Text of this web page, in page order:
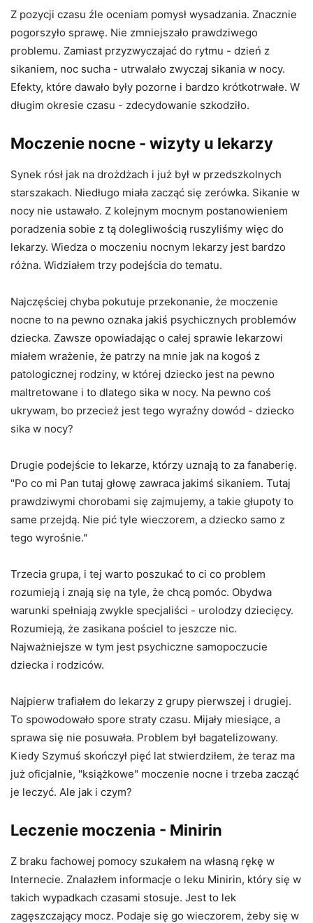
Z pozycji czasu źle oceniam pomysł wysadzania. Znacznie
pogorszyło sprawę. Nie zmniejszało prawdziwego
problemu. Zamiast przyzwyczajać do rytmu - dzień z
sikaniem, noc sucha - utrwalało zwyczaj sikania w nocy.
Efekty, które dawało były pozorne i bardzo krótkotrwałe. W
długim okresie czasu - zdecydowanie szkodziło.
Moczenie nocne - wizyty u lekarzy
Synek rósł jak na drożdżach i już był w przedszkolnych
starszakach. Niedługo miała zacząć się zerówka. Sikanie w
nocy nie ustawało. Z kolejnym mocnym postanowieniem
poradzenia sobie z tą dolegliwością ruszyliśmy więc do
lekarzy. Wiedza o moczeniu nocnym lekarzy jest bardzo
różna. Widziałem trzy podejścia do tematu.
Najczęściej chyba pokutuje przekonanie, że moczenie
nocne to na pewno oznaka jakiś psychicznych problemów
dziecka. Zawsze opowiadając o całej sprawie lekarzowi
miałem wrażenie, że patrzy na mnie jak na kogoś z
patologicznej rodziny, w której dziecko jest na pewno
maltretowane i to dlatego sika w nocy. Na pewno coś
ukrywam, bo przecież jest tego wyraźny dowód - dziecko
sika w nocy?
Drugie podejście to lekarze, którzy uznają to za fanaberię.
"Po co mi Pan tutaj głowę zawraca jakimś sikaniem. Tutaj
prawdziwymi chorobami się zajmujemy, a takie głupoty to
same przejdą. Nie pić tyle wieczorem, a dziecko samo z
tego wyrośnie."
Trzecia grupa, i tej warto poszukać to ci co problem
rozumieją i znają się na tyle, że chcą pomóc. Obydwa
warunki spełniają zwykle specjaliści - urolodzy dziecięcy.
Rozumieją, że zasikana pościel to jeszcze nic.
Najważniejsze w tym jest psychiczne samopoczucie
dziecka i rodziców.
Najpierw trafiałem do lekarzy z grupy pierwszej i drugiej.
To spowodowało spore straty czasu. Mijały miesiące, a
sprawa się nie posuwała. Problem był bagatelizowany.
Kiedy Szymuś skończył pięć lat stwierdziłem, że teraz ma
już oficjalnie, "książkowe" moczenie nocne i trzeba zacząć
je leczyć. Ale jak i czym?
Leczenie moczenia - Minirin
Z braku fachowej pomocy szukałem na własną rękę w
Internecie. Znalazłem informacje o leku Minirin, który się w
takich wypadkach czasami stosuje. Jest to lek
zagęszczający mocz. Podaje się go wieczorem, żeby się w